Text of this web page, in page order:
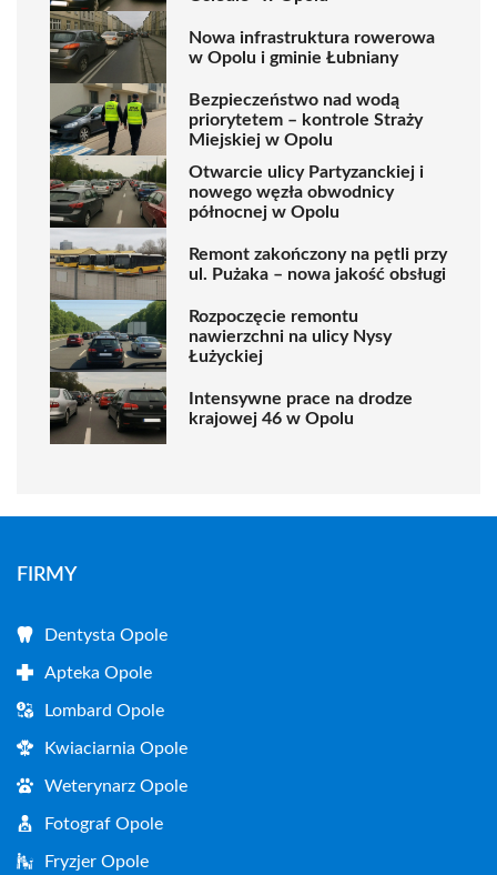
Nowa infrastruktura rowerowa
w Opolu i gminie Łubniany
Bezpieczeństwo nad wodą
priorytetem – kontrole Straży
Miejskiej w Opolu
Otwarcie ulicy Partyzanckiej i
nowego węzła obwodnicy
północnej w Opolu
Remont zakończony na pętli przy
ul. Pużaka – nowa jakość obsługi
Rozpoczęcie remontu
nawierzchni na ulicy Nysy
Łużyckiej
Intensywne prace na drodze
krajowej 46 w Opolu
FIRMY
Dentysta Opole
Apteka Opole
Lombard Opole
Kwiaciarnia Opole
Weterynarz Opole
Fotograf Opole
Fryzjer Opole